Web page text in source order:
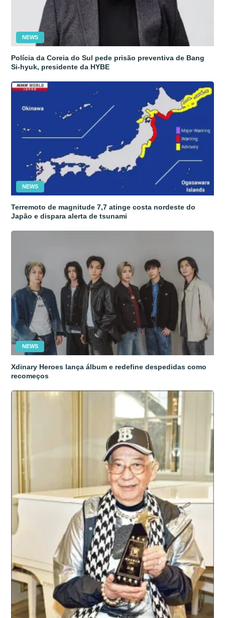
NEWS
Polícia da Coreia do Sul pede prisão preventiva de Bang
Si-hyuk, presidente da HYBE
NEWS
Terremoto de magnitude 7,7 atinge costa nordeste do
Japão e dispara alerta de tsunami
NEWS
Xdinary Heroes lança álbum e redefine despedidas como
recomeços